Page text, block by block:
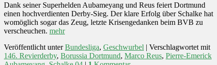
Dank seiner Superhelden Aubameyang und Reus feiert Dortmund
einen hochverdienten Derby-Sieg. Der klare Erfolg über Schalke hat
womöglich sogar das Zeug, letzte Krisengedanken beim BVB zu
verscheuchen. mehr
Veröffentlicht unter Bundesliga, Geschwurbel | Verschlagwortet mit
146. Revierderby, Borussia Dortmund, Marco Reus, Pierre-Emerick